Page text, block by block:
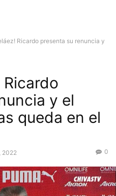
Ricardo presenta su renuncia y
Ricardo
y el
queda en el
2022 0